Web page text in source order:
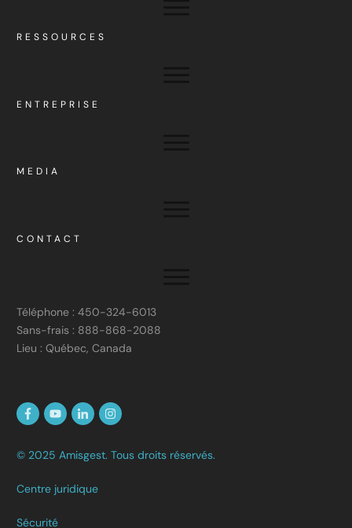
RESSOURCES
ENTREPRISE
MEDIA
CONTACT
Téléphone : 450-324-6013
Sans-frais : 888-868-2088
Lieu : Québec, Canada
© 2025 Amisgest. Tous droits réservés.
Centre juridique
Sécurité